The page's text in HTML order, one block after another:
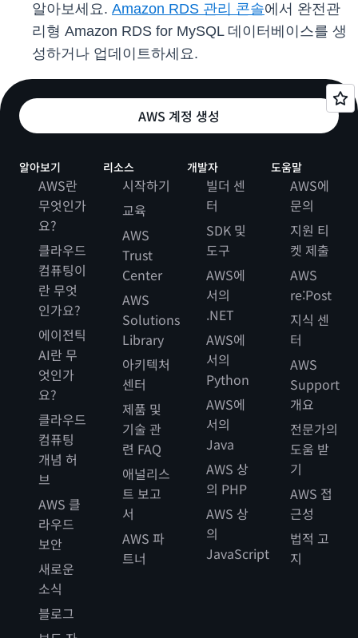
알아보세요. Amazon RDS 관리 콘솔에서 완전관
리형 Amazon RDS for MySQL 데이터베이스를 생
성하거나 업데이트하세요.
AWS 계정 생성
알아보기
AWS란
무엇인가
요?
클라우드
컴퓨팅이
란 무엇
인가요?
에이전틱
AI란 무
엇인가
요?
클라우드
컴퓨팅
개념 허
브
AWS 클
라우드
보안
새로운
소식
블로그
리소스
시작하기
교육
AWS
Trust
Center
AWS
Solutions
Library
아키텍처
센터
제품 및
기술 관
련 FAQ
애널리스
트 보고
서
AWS 파
트너
개발자
빌더 센
터
SDK 및
도구
AWS에
서의
.NET
AWS에
서의
Python
AWS에
서의
Java
AWS 상
의 PHP
AWS 상
의
JavaScript
도움말
AWS에
문의
지원 티
켓 제출
AWS
re:Post
지식 센
터
AWS
Support
개요
전문가의
도움 받
기
AWS 접
근성
법적 고
지